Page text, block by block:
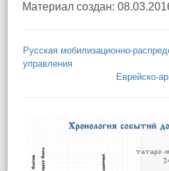
Материал создан:
Русская мобилизационно-
управления
Еврейско-